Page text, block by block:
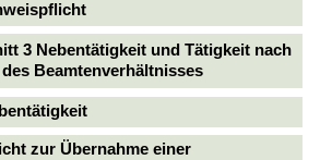
3 Nebentätigkeit und Tätigkeit nach
Beamtenverhältnisses
zur Übernahme einer